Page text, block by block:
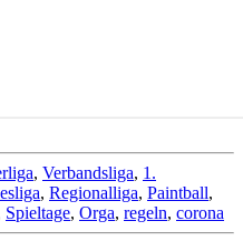
, Verbandsliga, 1.
, Regionalliga, Paintball,
Spieltage, Orga, regeln, corona